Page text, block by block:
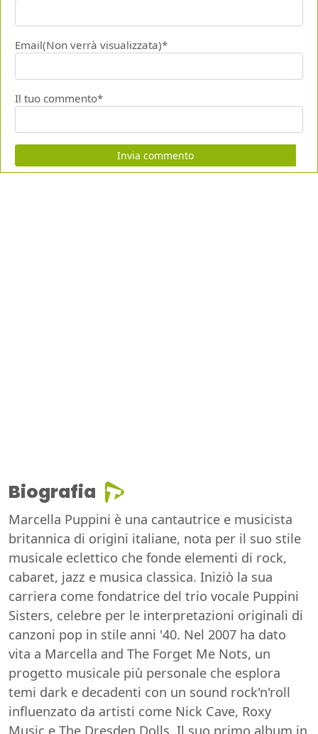
Email(Non verrà visualizzata)*
Il tuo commento*
Invia commento
Biografia
Marcella Puppini è una cantautrice e musicista
britannica di origini italiane, nota per il suo stile
musicale eclettico che fonde elementi di rock,
cabaret, jazz e musica classica. Iniziò la sua
carriera come fondatrice del trio vocale Puppini
Sisters, celebre per le interpretazioni originali di
canzoni pop in stile anni '40. Nel 2007 ha dato
vita a Marcella and The Forget Me Nots, un
progetto musicale più personale che esplora
temi dark e decadenti con un sound rock'n'roll
influenzato da artisti come Nick Cave, Roxy
Music e The Dresden Dolls. Il suo primo album in